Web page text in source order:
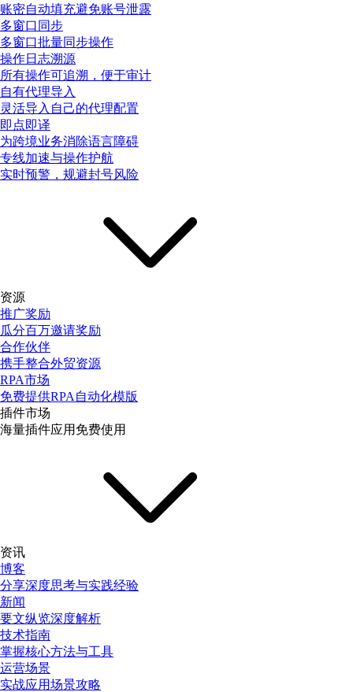
账密自动填充避免账号泄露
多窗口同步
多窗口批量同步操作
操作日志溯源
所有操作可追溯，便于审计
自有代理导入
灵活导入自己的代理配置
即点即译
为跨境业务消除语言障碍
专线加速与操作护航
实时预警，规避封号风险
资源
推广奖励
瓜分百万邀请奖励
合作伙伴
携手整合外贸资源
RPA市场
免费提供RPA自动化模版
插件市场
海量插件应用免费使用
资讯
博客
分享深度思考与实践经验
新闻
要文纵览深度解析
技术指南
掌握核心方法与工具
运营场景
实战应用场景攻略